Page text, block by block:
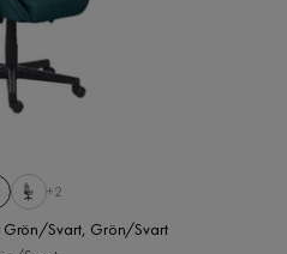
+2
Grön/Svart, Grön/Svart